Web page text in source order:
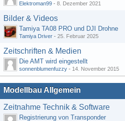
Elektroman99 - 8. Dezember 2021
Bilder & Videos
Tamiya TA08 PRO und DJI Drohne
Tamiya Driver - 25. Februar 2025
Zeitschriften & Medien
Die AMT wird eingestellt
sonnenblumenfuzzy - 14. November 2015
Modellbau Allgemein
Zeitnahme Technik & Software
Registrierung von Transponder